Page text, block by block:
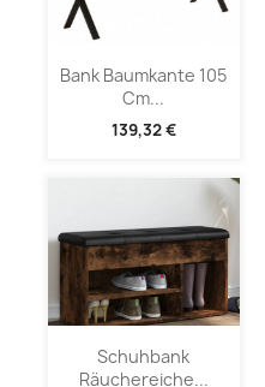
Bank Baumkante 105
Cm...
139,32 €
Schuhbank
Räuchereiche...